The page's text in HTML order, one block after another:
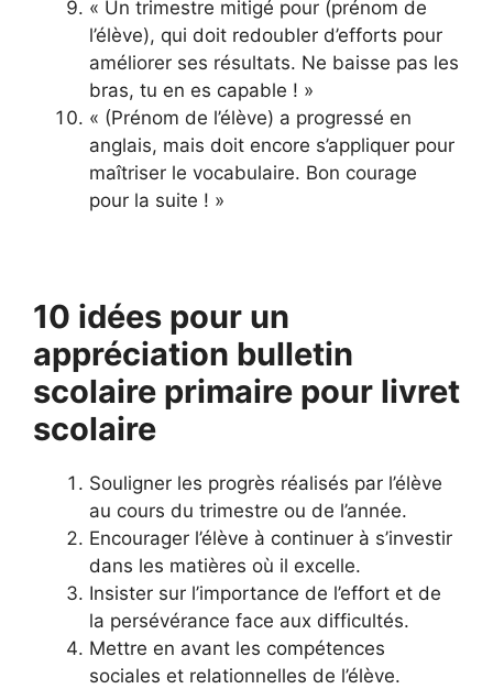
« Un trimestre mitigé pour (prénom de
l’élève), qui doit redoubler d’efforts pour
améliorer ses résultats. Ne baisse pas les
bras, tu en es capable ! »
« (Prénom de l’élève) a progressé en
anglais, mais doit encore s’appliquer pour
maîtriser le vocabulaire. Bon courage
pour la suite ! »
10 idées pour un
appréciation bulletin
scolaire primaire pour livret
scolaire
Souligner les progrès réalisés par l’élève
au cours du trimestre ou de l’année.
Encourager l’élève à continuer à s’investir
dans les matières où il excelle.
Insister sur l’importance de l’effort et de
la persévérance face aux difficultés.
Mettre en avant les compétences
sociales et relationnelles de l’élève.